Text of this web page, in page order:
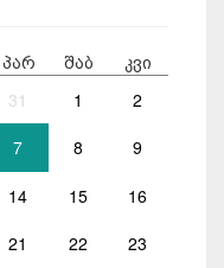
პარ შაბ კვი
31 1 2
7 8 9
14 15 16
21 22 23